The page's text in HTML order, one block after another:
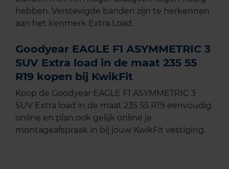
hebben. Verstevigde banden zijn te herkennen
aan het kenmerk Extra Load.
Goodyear EAGLE F1 ASYMMETRIC 3
SUV Extra load in de maat 235 55
R19 kopen bij KwikFit
Koop de Goodyear EAGLE F1 ASYMMETRIC 3
SUV Extra load in de maat 235 55 R19 eenvoudig
online en plan ook gelijk online je
montageafspraak in bij jouw KwikFit vestiging.